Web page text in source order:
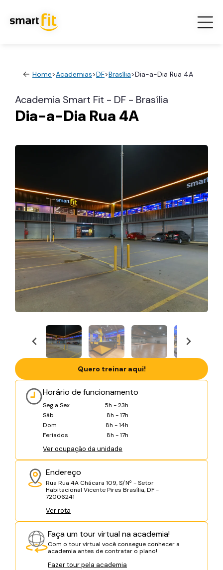
Home>Academias>DF>Brasília>Dia-a-Dia Rua 4A
Academia Smart Fit - DF - Brasília
Dia-a-Dia Rua 4A
Horário de funcionamento
Seg a Sex
5h - 23h
Sáb
8h - 17h
Dom
8h - 14h
Feriados
8h - 17h
Ver ocupação da unidade
Endereço
Rua Rua 4A Chácara 109, S/Nº - Setor
Habitacional Vicente Pires Brasília, DF -
72006241
Ver rota
Faça um tour virtual na academia!
Com o tour virtual você consegue conhecer a
academia antes de contratar o plano!
Fazer tour pela academia
Quero treinar aqui!